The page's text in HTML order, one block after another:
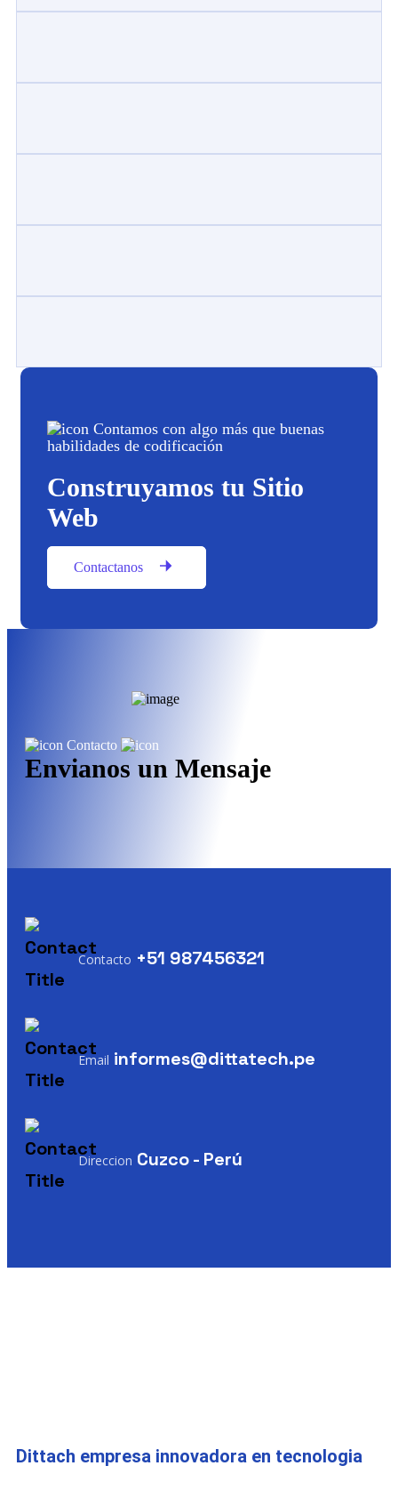
Contamos con algo más que buenas
habilidades de codificación
Construyamos tu Sitio
Web
Contactanos
Contacto
Envianos un Mensaje
Contacto +51 987456321
Email informes@dittatech.pe
Direccion Cuzco - Perú
Dittach empresa innovadora en tecnologia